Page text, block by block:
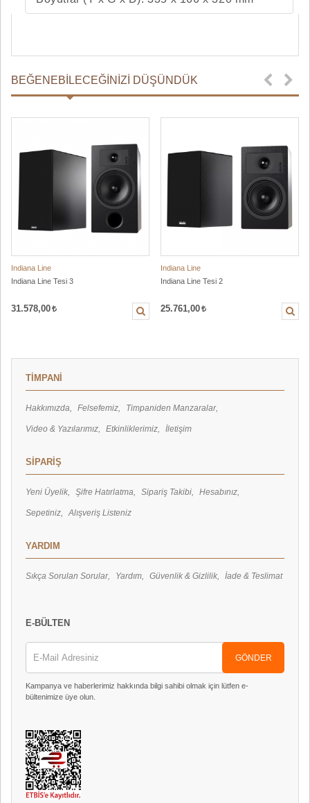
BEĞENEBILECEĞINIZI DÜŞÜNDÜK
Indiana Line
Indiana Line Tesi 3
31.578,00
Indiana Line
Indiana Line Tesi 2
25.761,00
TİMPANİ
Hakkımızda Felsefemiz Timpaniden Manzaralar
Video & Yazılarımız Etkinliklerimiz İletişim
SİPARİŞ
Yeni Üyelik Şifre Hatırlatma Sipariş Takibi Hesabınız
Sepetiniz Alışveriş Listeniz
YARDIM
Sıkça Sorulan Sorular Yardım Güvenlik & Gizlilik İade & Teslimat
E-BÜLTEN
GÖNDER
Kampanya ve haberlerimiz hakkında bilgi sahibi olmak için lütfen e-
bültenimize üye olun.